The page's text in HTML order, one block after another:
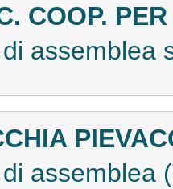
COOP.
assemblea
assemblea